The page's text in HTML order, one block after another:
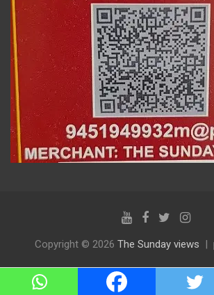
Copyright © 2026 The Sunday views